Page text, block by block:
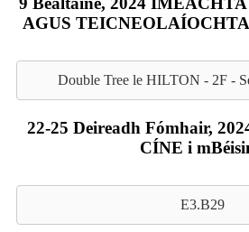
AGUS
Double Tree le HILTON - 2F -
22-25 Deireadh Fómhair,
CÍNE i
E3.B29